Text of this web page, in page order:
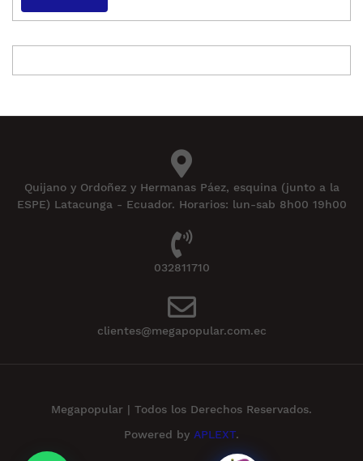
Quijano y Ordoñez y Hermanas Páez, esquina (junto a la
ESPE) Latacunga - Ecuador. Horarios: lun-sab 8h00 19h00
032811710
clientes@megapopular.com.ec
Megapopular | Todos los Derechos Reservados.
Powered by APLEXT.